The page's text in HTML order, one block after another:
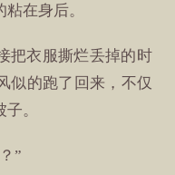
在身后。
把衣服撕烂丢掉的时
似的跑了回来，不仅
。
”